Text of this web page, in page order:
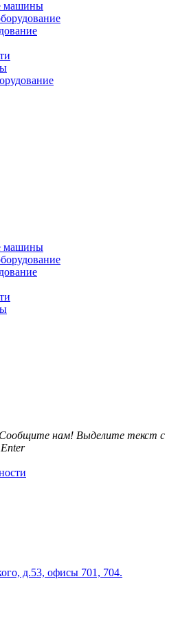
машины
машины
нам! Выделите текст с
д.53, офисы 701, 704.